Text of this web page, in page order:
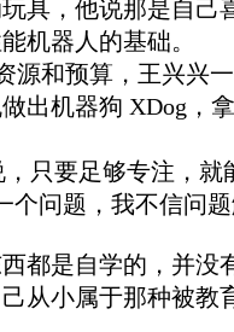
具，他说那是自己
机器人的基础。
源和预算，王兴兴
出机器狗 XDog，
只要足够专注，就
问题，我不信问题
都是自学的，并没
从小属于那种被教